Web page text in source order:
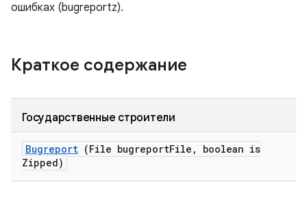
ошибках (bugreportz).
Краткое содержание
Государственные строители
Bugreport (File bugreportFile ,
boolean is
Zipped)